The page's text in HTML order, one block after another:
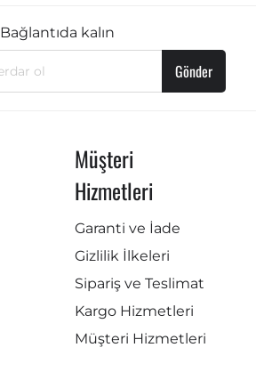
Bağlantıda kalın
Gönder
Müşteri
Hizmetleri
Garanti ve İade
Gizlilik İlkeleri
Sipariş ve Teslimat
Kargo Hizmetleri
Müşteri Hizmetleri